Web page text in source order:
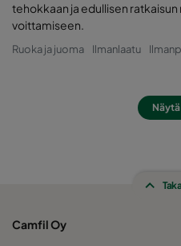
tehokkaan ja edullisen
voittamiseen.
Ruoka ja juoma Ilmanlaatu
Näytä
Camfil Oy